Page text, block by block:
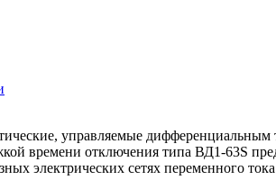
управляемые дифференциальным
времени отключения типа ВД1-63S
электрических сетях переменного